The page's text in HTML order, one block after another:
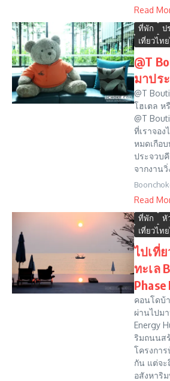
Read
ที่พัก
ป
เที่ยวไท
@T
มาปร
@T
โฮเตล ห
@T
ที่เราจอง
หมดเกือ
ประจวบ
จากงานวิ่
Read
ที่พัก หั
เที่ยวไท
ไปเที่
ทะเล
Phase
คอนโดบ้
ผ่านไปม
Energy
ริมถนนส
โครงกา
กัน แต่จะ
อสังหาริ